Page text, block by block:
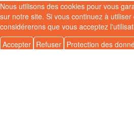
Nous utilisons des cookies pour vous
sur notre site. Si vous continuez à
considérerons que vous acceptez
Accepter Refuser Protection des